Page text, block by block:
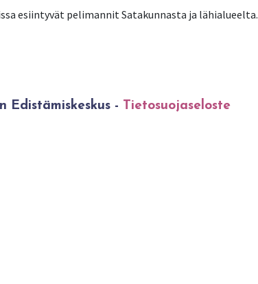
esiintyvät pelimannit Satakunnasta ja lähialueelta.
Edistämiskeskus - Tietosuojaseloste